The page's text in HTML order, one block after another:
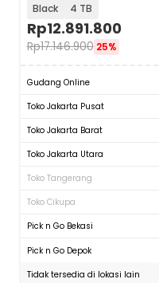
Black 4 TB
Rp12.891.800
Rp17.146.900 25%
Gudang Online
Toko Jakarta Pusat
Toko Jakarta Barat
Toko Jakarta Utara
Toko Tangerang
Toko Cikupa
Pick n Go Bekasi
Pick n Go Depok
Tidak tersedia di lokasi lain